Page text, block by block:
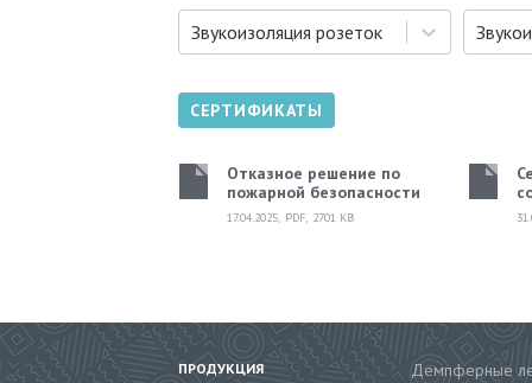
Звукоизоляция розеток
СЕРТИФИКАТЫ
Отказное решение по
пожарной безопасности
17.04.2025, PDF, 2701 KB
ПРОДУКЦИЯ
Демпферные